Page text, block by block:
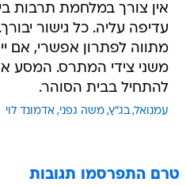
עדיפה עליה. כל גישור
מתווה לפתרון אפשרי, אם
משני צידי המתרס. המסע
להתחיל בבית הסוהר.
עמנואל בג"ץ משה גפני אדמונד לוי
טרם התפרסמו תגובות